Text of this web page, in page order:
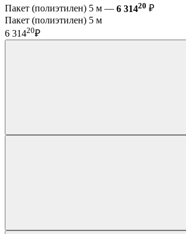
Пакет (полиэтилен) 5 м — 6 31420 ₽
Пакет (полиэтилен) 5 м
6 31420₽